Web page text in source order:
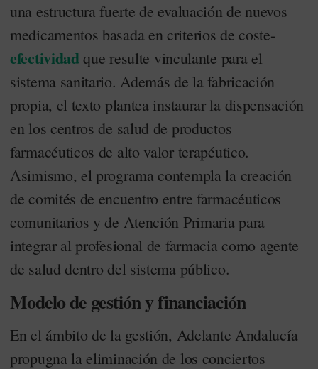
una estructura fuerte de evaluación de nuevos
medicamentos basada en criterios de coste-
efectividadque resulte vinculante para el
sistema sanitario. Además de la fabricación
propia, el texto plantea instaurar la dispensación
en los centros de salud de productos
farmacéuticos de alto valor terapéutico.
Asimismo, el programa contempla la creación
de comités de encuentro entre farmacéuticos
comunitarios y de Atención Primaria para
integrar al profesional de farmacia como agente
de salud dentro del sistema público.
Modelo de gestión y financiación
En el ámbito de la gestión, Adelante Andalucía
propugna la eliminación de los conciertos